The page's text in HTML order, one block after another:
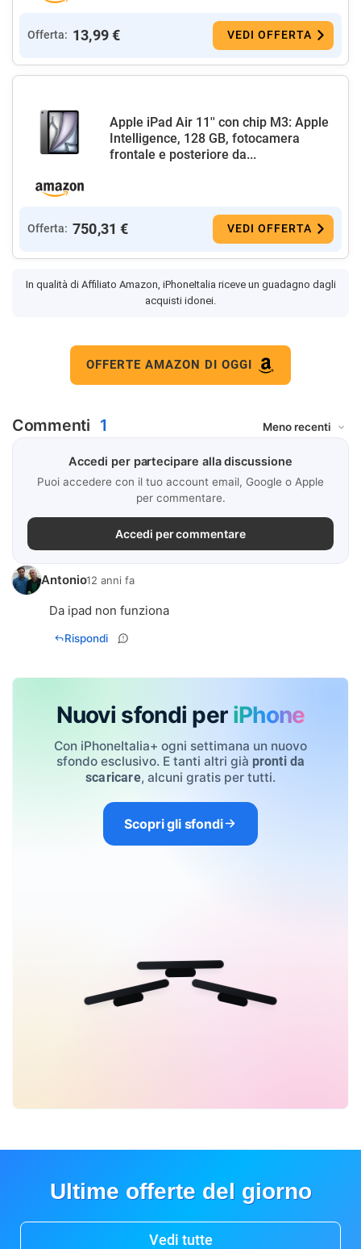
Offerta: 13,99 € VEDI OFFERTA
Apple iPad Air 11'' con chip M3: Apple
Intelligence, 128 GB, fotocamera
frontale e posteriore da...
Offerta: 750,31 € VEDI OFFERTA
In qualità di Affiliato Amazon, iPhoneItalia riceve un guadagno dagli
acquisti idonei.
OFFERTE AMAZON DI OGGI
Commenti 1
Accedi per partecipare alla discussione
Puoi accedere con il tuo account email, Google o Apple
per commentare.
Accedi per commentare
Antonio12 anni fa
Da ipad non funziona
Rispondi
Nuovi sfondi per iPhone
Con iPhoneItalia+ ogni settimana un nuovo
sfondo esclusivo. E tanti altri già pronti da
scaricare, alcuni gratis per tutti.
Scopri gli sfondi
Ultime offerte del giorno
Vedi tutte